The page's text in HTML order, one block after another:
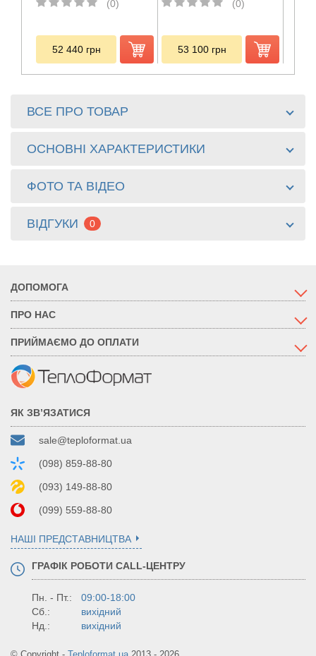
(0)
52 440 грн
(0)
53 100 грн
ВСЕ ПРО ТОВАР
ОСНОВНІ ХАРАКТЕРИСТИКИ
ФОТО ТА ВІДЕО
ВІДГУКИ 0
ДОПОМОГА
ПРО НАС
ПРИЙМАЄМО ДО ОПЛАТИ
ЯК ЗВ’ЯЗАТИСЯ
sale@teploformat.ua
(098) 859-88-80
(093) 149-88-80
(099) 559-88-80
НАШІ ПРЕДСТАВНИЦТВА
ГРАФІК РОБОТИ CALL-ЦЕНТРУ
Пн. - Пт.:
09:00-18:00
Сб.:
вихідний
Нд.:
вихідний